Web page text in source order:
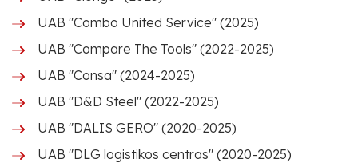
UAB "Combo United Service" (2025)
UAB "Compare The Tools" (2022-2025)
UAB "Consa" (2024-2025)
UAB "D&D Steel" (2022-2025)
UAB "DALIS GERO" (2020-2025)
UAB "DLG logistikos centras" (2020-2025)